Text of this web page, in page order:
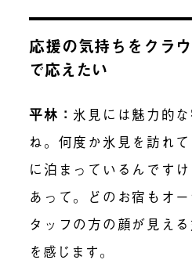
応援の気持ちをクラ
で応えたい
平林： 氷見には魅力的
ね。何度か氷見を訪れ
に泊まっているんです
あって。どのお宿もオ
タッフの方の顔が見え
を感じます。